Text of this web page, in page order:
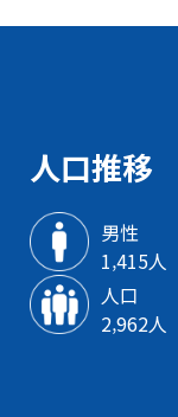
人口推移
男性
1‚415人
人口
2‚962人